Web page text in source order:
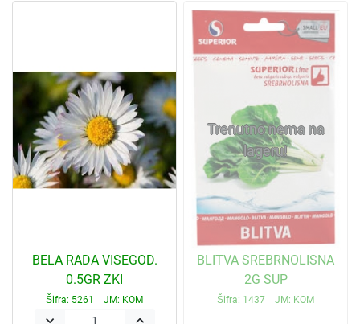
BELA RADA VISEGOD.
0.5GR ZKI
Šifra: 5261 JM: KOM
Trenutno nema na
lageru!
BLITVA SREBRNOLISNA
2G SUP
Šifra: 1437 JM: KOM